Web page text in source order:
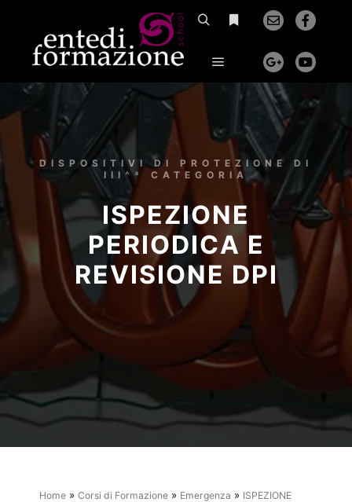
DISPOSITIVI DI PROTEZIONE DI
III^ª CATEGORIA
ISPEZIONE
PERIODICA E
REVISIONE DPI
Home » Corsi di Formazione » Emergenza » ISPEZIONE